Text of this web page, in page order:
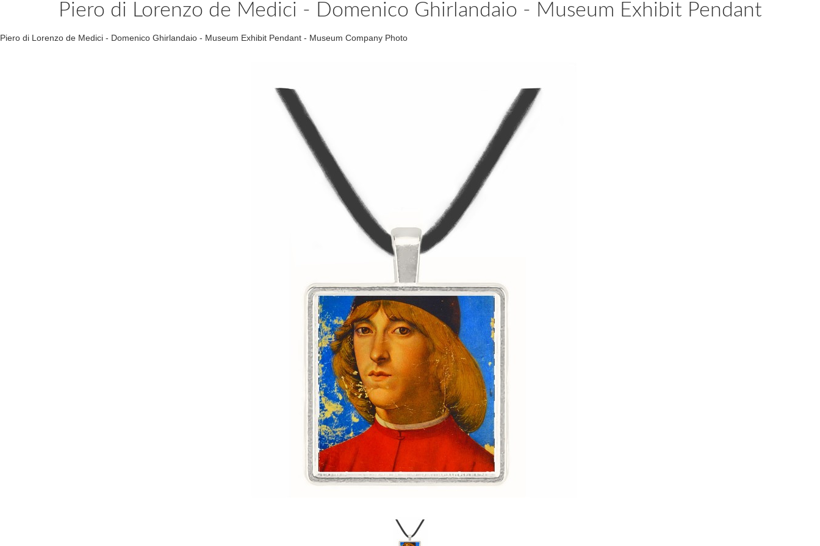
Piero di Lorenzo de Medici - Domenico Ghirlandaio - Museum Exhibit Pendant
Piero di Lorenzo de Medici - Domenico Ghirlandaio - Museum Exhibit Pendant - Museum Company Photo